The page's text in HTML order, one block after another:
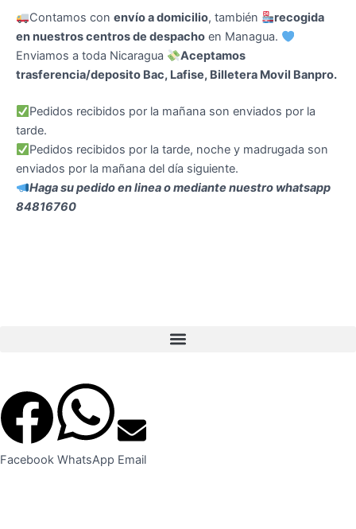
Contamos con envío a domicilio, también
recogida
en nuestros centros de despacho en Managua.
Enviamos a toda Nicaragua
Aceptamos
trasferencia/deposito Bac, Lafise, Billetera Movil Banpro.
Pedidos recibidos por la mañana son enviados por la
tarde.
Pedidos recibidos por la tarde, noche y madrugada son
enviados por la mañana del día siguiente.
Haga su pedido en linea o mediante nuestro whatsapp
84816760
Facebook WhatsApp Email